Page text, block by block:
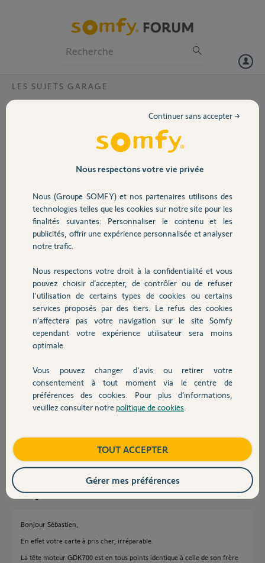
Volet
Sécurité
Domotique
Chauffage
Autres produits
Devis avec un pro
Contact
LES SUJETS GARAGE
Panne dexxo compact rts
Bonjour,
Suite à une infiltration, le
porte de garage s'est
séché avant de faire des
essais.
Le moteur remarche,
mais après des heures de
tentatives, il m'est impossible de procéder à l'auto-apprentissage.
enclenchée ou pas.
Je pense que la carte électronique a pris trop cher avec l'infiltration (cf
Je pense donc la remplacer.
J'ai lu sur le forum qu'il fallait changer le bloc moteur et que le modèle
GDK700 était l'équivalent du Dexxo Compact. Au vu des photos, ce
sont les mêmes, mais si je pouvais avoir une confirmation, cela me
Merci d'avance aux experts !
Sébastien
Participer au fil de discussion
Réponses
Bonjour Sébastien,
En effet votre carte à pris cher, irréparable.
La tête moteur GDK700 est en tous points identique à celle de son frère
Nous respectons votre vie privée
Nous (Groupe SOMFY) et nos partenaires utilisons des
technologies telles que les cookies sur notre site pour les
finalités suivantes: Personnaliser le contenu et les
publicités, offrir une expérience personnalisée et analyser
notre trafic.
Nous respectons votre droit à la confidentialité et vous
pouvez choisir d’accepter, de contrôler ou de refuser
l'utilisation de certains types de cookies ou certains
services proposés par des tiers. Le refus des cookies
n’affectera pas votre navigation sur le site Somfy
cependant votre expérience utilisateur sera moins
optimale.
Vous pouvez changer d'avis ou retirer votre
consentement à tout moment via le centre de
préférences des cookies. Pour plus d’informations,
veuillez consulter notre politique de cookies
Continuer sans accepter →
TOUT ACCEPTER
Gérer mes préférences